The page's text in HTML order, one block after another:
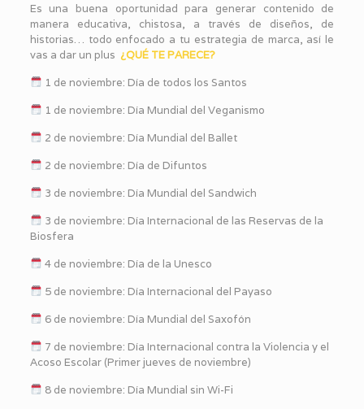
Es una buena oportunidad para generar contenido de
manera educativa, chistosa, a través de diseños, de
historias… todo enfocado a tu estrategia de marca, así le
vas a dar un plus ¿QUÉ TE PARECE?
1 de noviembre: Día de todos los Santos
1 de noviembre: Día Mundial del Veganismo
2 de noviembre: Día Mundial del Ballet
2 de noviembre: Día de Difuntos
3 de noviembre: Día Mundial del Sandwich
3 de noviembre: Día Internacional de las Reservas de la
Biosfera
4 de noviembre: Día de la Unesco
5 de noviembre: Día Internacional del Payaso
6 de noviembre: Día Mundial del Saxofón
7 de noviembre: Día Internacional contra la Violencia y el
Acoso Escolar (Primer jueves de noviembre)
8 de noviembre: Día Mundial sin Wi-Fi